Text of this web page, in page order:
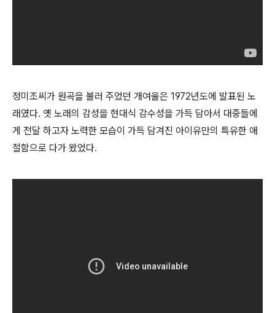
정미조씨가 원곡을 불러 주었던 개여울은 1972년도에 발표된 노
래였다. 옛 노래의 감성을 현대식 감수성을 가득 담아서 대중들에
게 전달 하고자 노력한 모습이 가득 담겨진 아이유만의 특유한 애
절함으로 다가 왔었다.